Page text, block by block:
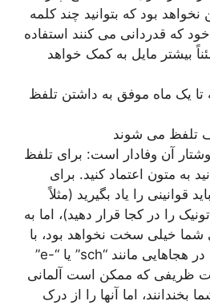
بود که بتوانید چند کلمه
که قدردانی می کنند استفاده
بیشتر مایل به کمک خواهد
یک ماه موفق به داشتن تلفظ
تلفظ می شوند
آن وفادار است: برای تلفظ
به متون اعتماد کنید. برای
را یاد بگیرید (مثلاً
را در کجا قرار دهید)، اما به
خیلی سخت نخواهد بود، با
وجود برخی ظرافت ها در هجاهایی مانند “sch” یا “-e”
ظریفی که ممکن است آلمانی
بخندانند، اما آنها را از درک